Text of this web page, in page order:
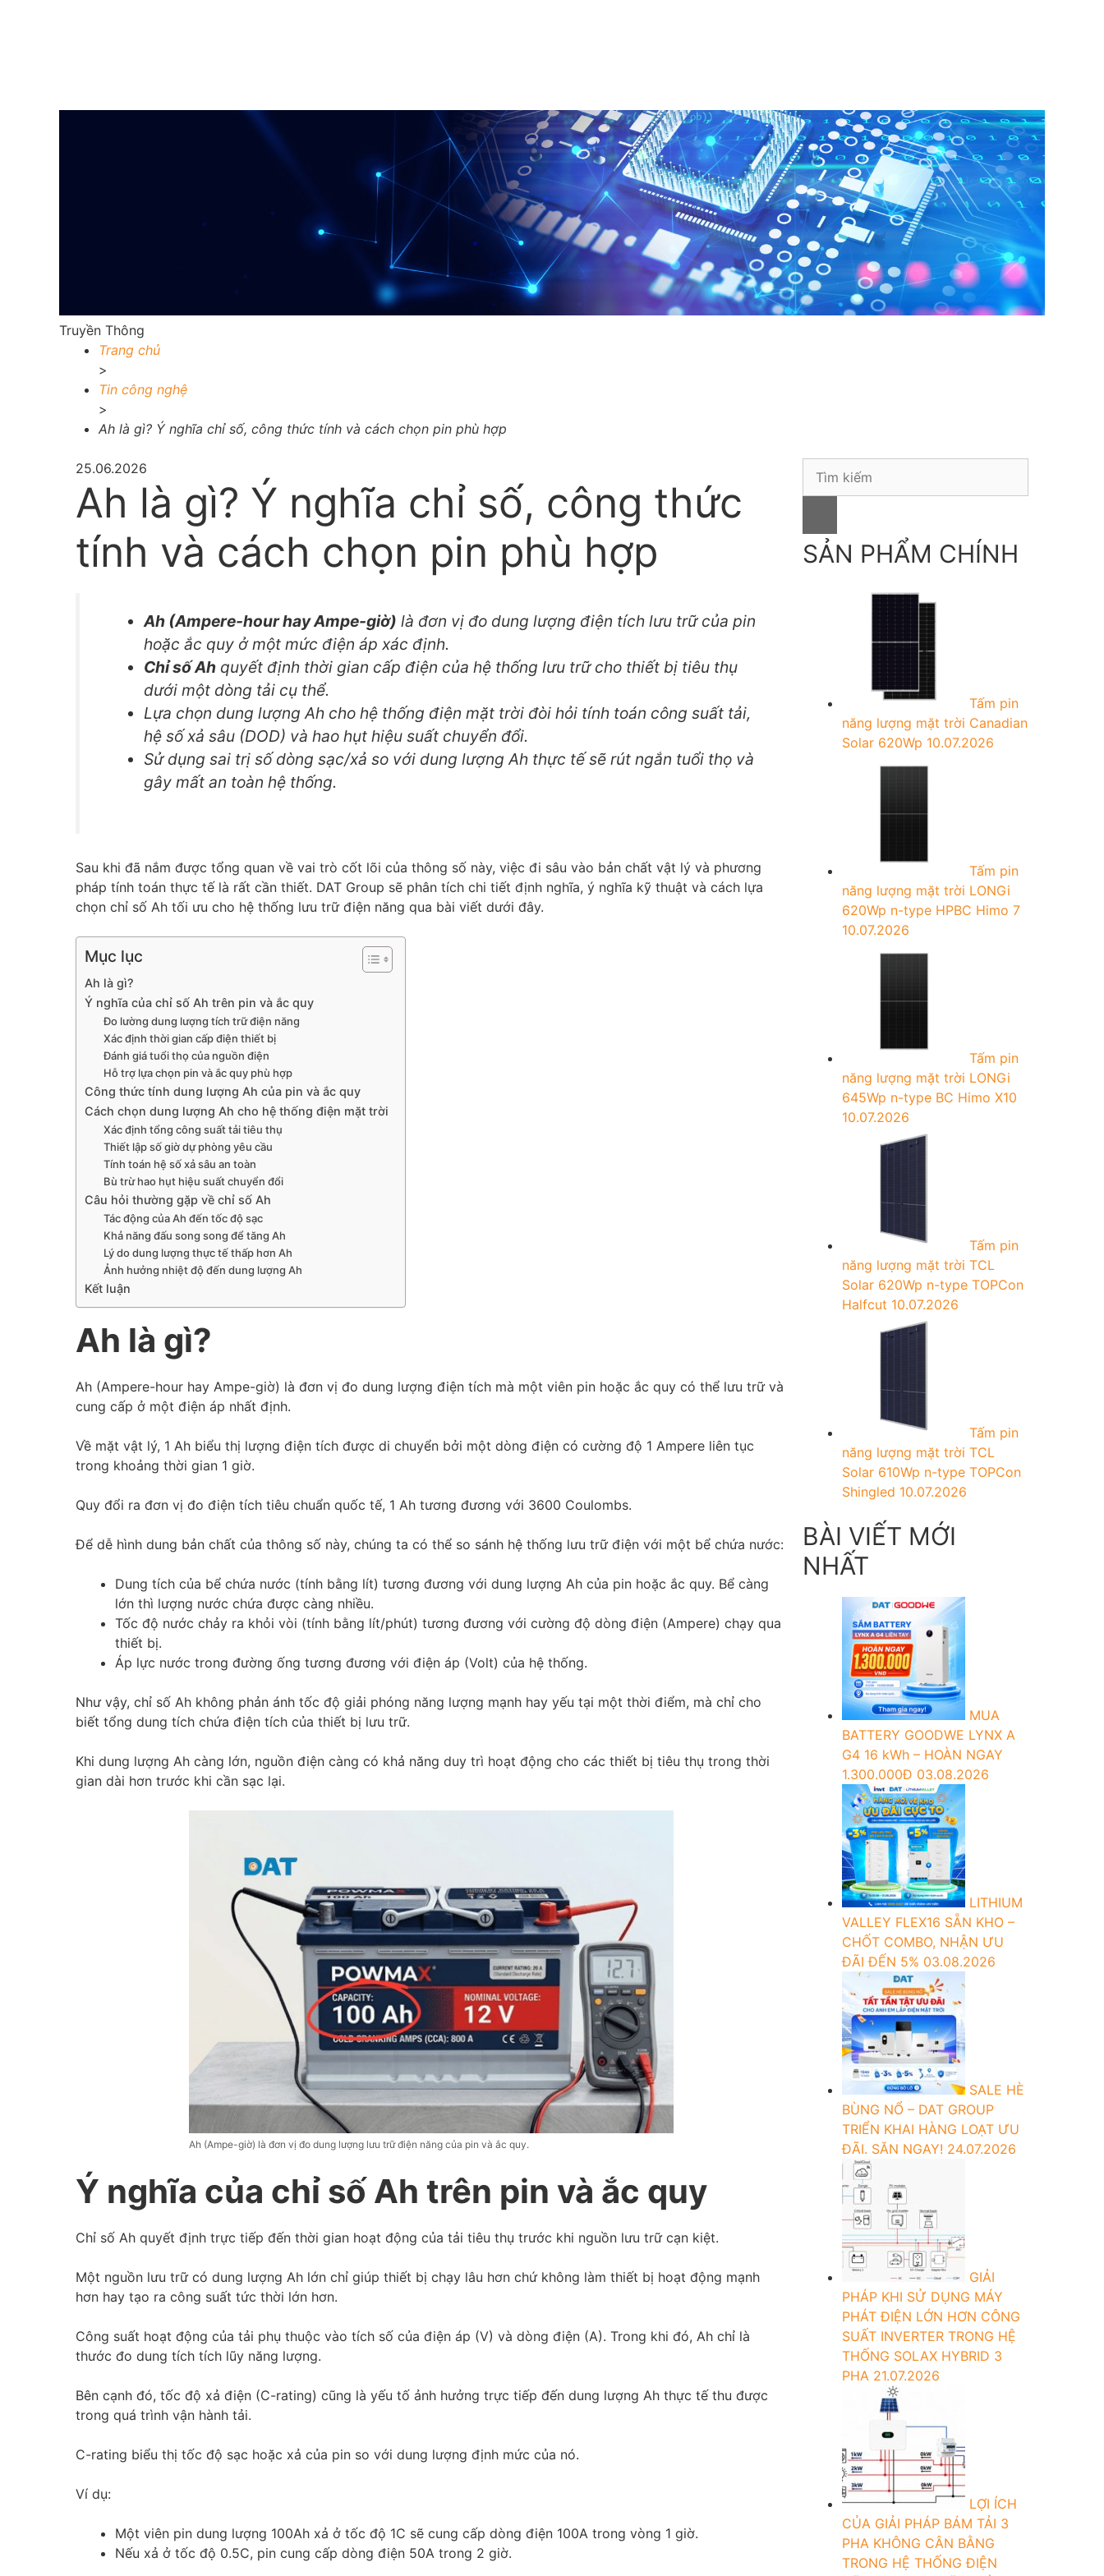
Truyền Thông
Trang chủ
>
Tin công nghệ
>
Ah là gì? Ý nghĩa chỉ số, công thức tính và cách chọn pin phù hợp
25.06.2026
Ah là gì? Ý nghĩa chỉ số, công thức
tính và cách chọn pin phù hợp
Ah (Ampere-hour hay Ampe-giờ) là đơn vị đo dung lượng điện tích lưu trữ của pin
hoặc ắc quy ở một mức điện áp xác định.
Chỉ số Ah quyết định thời gian cấp điện của hệ thống lưu trữ cho thiết bị tiêu thụ
dưới một dòng tải cụ thể.
Lựa chọn dung lượng Ah cho hệ thống điện mặt trời đòi hỏi tính toán công suất tải,
hệ số xả sâu (DOD) và hao hụt hiệu suất chuyển đổi.
Sử dụng sai trị số dòng sạc/xả so với dung lượng Ah thực tế sẽ rút ngắn tuổi thọ và
gây mất an toàn hệ thống.
Sau khi đã nắm được tổng quan về vai trò cốt lõi của thông số này, việc đi sâu vào bản chất vật lý và phương
pháp tính toán thực tế là rất cần thiết. DAT Group sẽ phân tích chi tiết định nghĩa, ý nghĩa kỹ thuật và cách lựa
chọn chỉ số Ah tối ưu cho hệ thống lưu trữ điện năng qua bài viết dưới đây.
Mục lục
Ah là gì?
Ý nghĩa của chỉ số Ah trên pin và ắc quy
Đo lường dung lượng tích trữ điện năng
Xác định thời gian cấp điện thiết bị
Đánh giá tuổi thọ của nguồn điện
Hỗ trợ lựa chọn pin và ắc quy phù hợp
Công thức tính dung lượng Ah của pin và ắc quy
Cách chọn dung lượng Ah cho hệ thống điện mặt trời
Xác định tổng công suất tải tiêu thụ
Thiết lập số giờ dự phòng yêu cầu
Tính toán hệ số xả sâu an toàn
Bù trừ hao hụt hiệu suất chuyển đổi
Câu hỏi thường gặp về chỉ số Ah
Tác động của Ah đến tốc độ sạc
Khả năng đấu song song để tăng Ah
Lý do dung lượng thực tế thấp hơn Ah
Ảnh hưởng nhiệt độ đến dung lượng Ah
Kết luận
Ah là gì?
Ah (Ampere-hour hay Ampe-giờ) là đơn vị đo dung lượng điện tích mà một viên pin hoặc ắc quy có thể lưu trữ và
cung cấp ở một điện áp nhất định.
Về mặt vật lý, 1 Ah biểu thị lượng điện tích được di chuyển bởi một dòng điện có cường độ 1 Ampere liên tục
trong khoảng thời gian 1 giờ.
Quy đổi ra đơn vị đo điện tích tiêu chuẩn quốc tế, 1 Ah tương đương với 3600 Coulombs.
Để dễ hình dung bản chất của thông số này, chúng ta có thể so sánh hệ thống lưu trữ điện với một bể chứa nước:
Dung tích của bể chứa nước (tính bằng lít) tương đương với dung lượng Ah của pin hoặc ắc quy. Bể càng
lớn thì lượng nước chứa được càng nhiều.
Tốc độ nước chảy ra khỏi vòi (tính bằng lít/phút) tương đương với cường độ dòng điện (Ampere) chạy qua
thiết bị.
Áp lực nước trong đường ống tương đương với điện áp (Volt) của hệ thống.
Như vậy, chỉ số Ah không phản ánh tốc độ giải phóng năng lượng mạnh hay yếu tại một thời điểm, mà chỉ cho
biết tổng dung tích chứa điện tích của thiết bị lưu trữ.
Khi dung lượng Ah càng lớn, nguồn điện càng có khả năng duy trì hoạt động cho các thiết bị tiêu thụ trong thời
gian dài hơn trước khi cần sạc lại.
Ah (Ampe-giờ) là đơn vị đo dung lượng lưu trữ điện năng của pin và ắc quy.
Ý nghĩa của chỉ số Ah trên pin và ắc quy
Chỉ số Ah quyết định trực tiếp đến thời gian hoạt động của tải tiêu thụ trước khi nguồn lưu trữ cạn kiệt.
Một nguồn lưu trữ có dung lượng Ah lớn chỉ giúp thiết bị chạy lâu hơn chứ không làm thiết bị hoạt động mạnh
hơn hay tạo ra công suất tức thời lớn hơn.
Công suất hoạt động của tải phụ thuộc vào tích số của điện áp (V) và dòng điện (A). Trong khi đó, Ah chỉ là
thước đo dung tích tích lũy năng lượng.
Bên cạnh đó, tốc độ xả điện (C-rating) cũng là yếu tố ảnh hưởng trực tiếp đến dung lượng Ah thực tế thu được
trong quá trình vận hành tải.
C-rating biểu thị tốc độ sạc hoặc xả của pin so với dung lượng định mức của nó.
Ví dụ:
Một viên pin dung lượng 100Ah xả ở tốc độ 1C sẽ cung cấp dòng điện 100A trong vòng 1 giờ.
Nếu xả ở tốc độ 0.5C, pin cung cấp dòng điện 50A trong 2 giờ.
c
h
SẢN PHẨM CHÍNH
Tấm pin
năng lượng mặt trời Canadian
Solar 620Wp 10.07.2026
Tấm pin
năng lượng mặt trời LONGi
620Wp n-type HPBC Himo 7
10.07.2026
Tấm pin
năng lượng mặt trời LONGi
645Wp n-type BC Himo X10
10.07.2026
Tấm pin
năng lượng mặt trời TCL
Solar 620Wp n-type TOPCon
Halfcut 10.07.2026
Tấm pin
năng lượng mặt trời TCL
Solar 610Wp n-type TOPCon
Shingled 10.07.2026
BÀI VIẾT MỚI
NHẤT
MUA
BATTERY GOODWE LYNX A
G4 16 kWh – HOÀN NGAY
1.300.000Đ 03.08.2026
LITHIUM
VALLEY FLEX16 SẴN KHO –
CHỐT COMBO, NHẬN ƯU
ĐÃI ĐẾN 5% 03.08.2026
SALE HÈ
BÙNG NỔ – DAT GROUP
TRIỂN KHAI HÀNG LOẠT ƯU
ĐÃI. SĂN NGAY! 24.07.2026
GIẢI
PHÁP KHI SỬ DỤNG MÁY
PHÁT ĐIỆN LỚN HƠN CÔNG
SUẤT INVERTER TRONG HỆ
THỐNG SOLAX HYBRID 3
PHA 21.07.2026
LỢI ÍCH
CỦA GIẢI PHÁP BÁM TẢI 3
PHA KHÔNG CÂN BẰNG
TRONG HỆ THỐNG ĐIỆN